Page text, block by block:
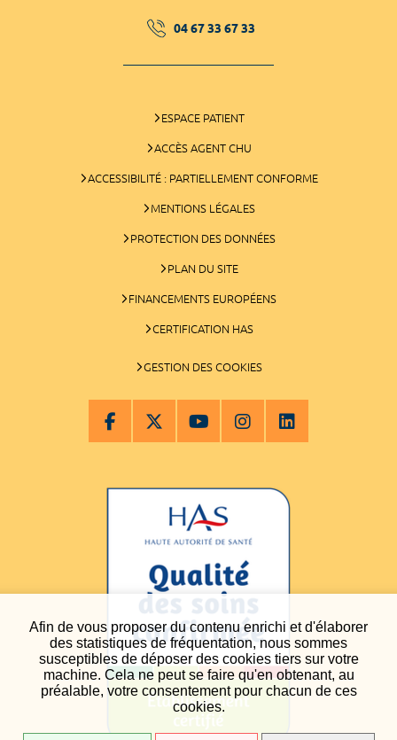
Afin de vous proposer du contenu enrichi et d'élaborer
des statistiques de fréquentation, nous sommes
susceptibles de déposer des cookies tiers sur votre
machine. Cela ne peut se faire qu'en obtenant, au
préalable, votre consentement pour chacun de ces
cookies.
04 67 33 67 33
ESPACE PATIENT
ACCÈS AGENT CHU
ACCESSIBILITÉ : PARTIELLEMENT CONFORME
MENTIONS LÉGALES
PROTECTION DES DONNÉES
PLAN DU SITE
FINANCEMENTS EUROPÉENS
CERTIFICATION HAS
GESTION DES COOKIES